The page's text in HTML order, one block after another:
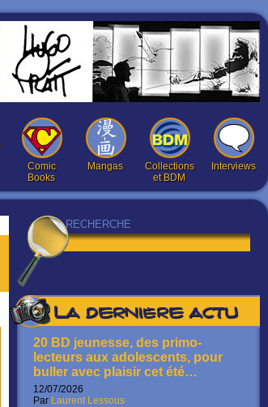
Comic
Books
Mangas
Collections
et BDM
Interviews
La dernière actu
20 BD jeunesse, des primo-
lecteurs aux adolescents, pour
buller avec plaisir cet été…
12/07/2026
Par Laurent Lessous